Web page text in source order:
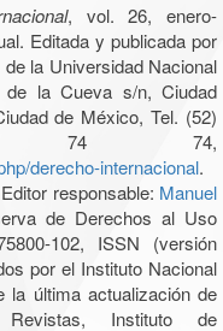
, vol. 26, enero-
Editada y publicada por
la Universidad Nacional
la Cueva s/n, Ciudad
de México, Tel. (52)
74,
derecho-internacional.
responsable: Manuel
de Derechos al Uso
102, ISSN (versión
por el Instituto Nacional
la última actualización de
Instituto de